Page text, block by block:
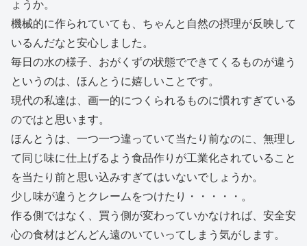
ょうか。
機械的に作られていても、ちゃんと自然の摂理が反映して
いるんだなと安心しました。
毎日の水の様子、おがくずの状態でできてくるものが違う
というのは、ほんとうに嬉しいことです。
現代の私達は、画一的につくられるものに慣れすぎている
のではと思います。
ほんとうは、一つ一つ違っていて当たり前なのに、無理し
て同じ味に仕上げるよう食品作りが工業化されていること
を当たり前と思い込みすぎてはいないでしょうか。
少し味が違うとクレームをつけたり・・・・・。
作る側ではなく、買う側が変わっていかなければ、安全安
心の食材はどんどん遠のいていってしまう気がします。